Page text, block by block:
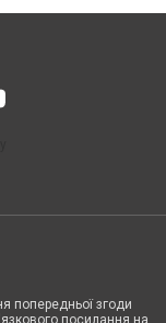
попередньої згоди
посилання на